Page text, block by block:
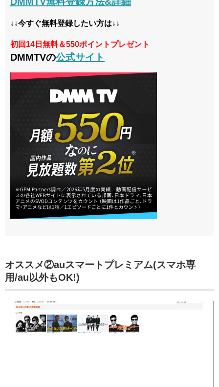
↓↓今すぐ無料登録したい方は↓↓
初回14日無料＆550ポイントプレゼント
DMMTVの公式サイト
オススメ②auスマートプレミアム(スマホ専
用/au以外もOK!)